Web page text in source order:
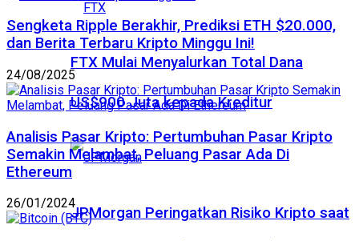
FTX Mulai Menyalurkan Total Dana
US$900 Juta kepada Kreditur
JPMorgan Peringatkan Risiko Kripto saat
Sengketa Ripple Berakhir, Prediksi ETH $20.000,
dan Berita Terbaru Kripto Minggu Ini!
24/08/2025
Analisis Pasar Kripto: Pertumbuhan Pasar Kripto
Semakin Melambat, Peluang Pasar Ada Di
Ethereum
26/01/2024